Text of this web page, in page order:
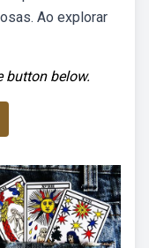
Ao explorar
button below.